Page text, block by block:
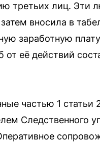
третьих лиц. Эти
вносила в
заработную
её действий
частью 1
Следственного